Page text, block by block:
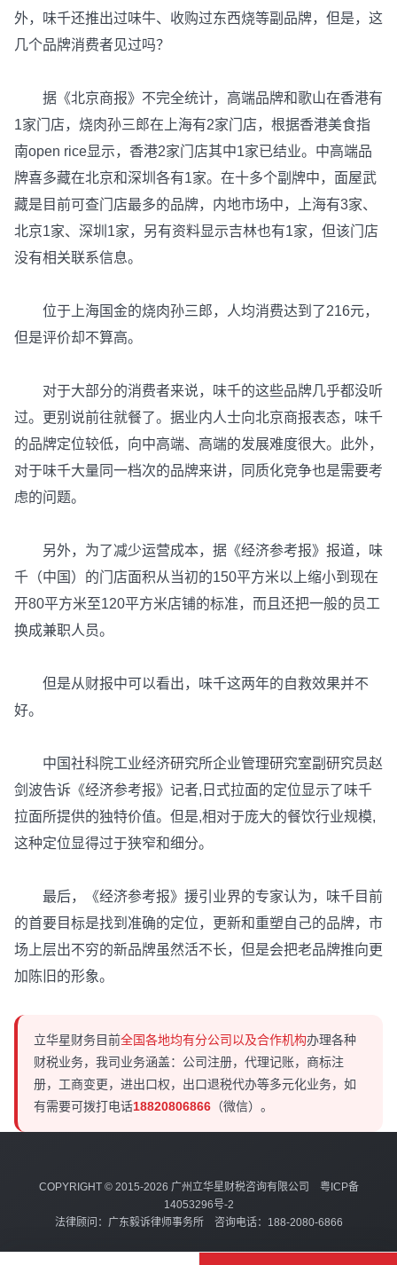
外，味千还推出过味牛、收购过东西烧等副品牌，但是，这
几个品牌消费者见过吗？
据《北京商报》不完全统计，高端品牌和歌山在香港有
1家门店，烧肉孙三郎在上海有2家门店，根据香港美食指
南open rice显示，香港2家门店其中1家已结业。中高端品
牌喜多藏在北京和深圳各有1家。在十多个副牌中，面屋武
藏是目前可查门店最多的品牌，内地市场中，上海有3家、
北京1家、深圳1家，另有资料显示吉林也有1家，但该门店
没有相关联系信息。
位于上海国金的烧肉孙三郎，人均消费达到了216元，
但是评价却不算高。
对于大部分的消费者来说，味千的这些品牌几乎都没听
过。更别说前往就餐了。据业内人士向北京商报表态，味千
的品牌定位较低，向中高端、高端的发展难度很大。此外，
对于味千大量同一档次的品牌来讲，同质化竞争也是需要考
虑的问题。
另外，为了减少运营成本，据《经济参考报》报道，味
千（中国）的门店面积从当初的150平方米以上缩小到现在
开80平方米至120平方米店铺的标准，而且还把一般的员工
换成兼职人员。
但是从财报中可以看出，味千这两年的自救效果并不
好。
中国社科院工业经济研究所企业管理研究室副研究员赵
剑波告诉《经济参考报》记者,日式拉面的定位显示了味千
拉面所提供的独特价值。但是,相对于庞大的餐饮行业规模,
这种定位显得过于狭窄和细分。
最后，《经济参考报》援引业界的专家认为，味千目前
的首要目标是找到准确的定位，更新和重塑自己的品牌，市
场上层出不穷的新品牌虽然活不长，但是会把老品牌推向更
加陈旧的形象。
立华星财务目前全国各地均有分公司以及合作机构办理各种
财税业务，我司业务涵盖：公司注册，代理记账，商标注
册，工商变更，进出口权，出口退税代办等多元化业务，如
有需要可拨打电话18820806866 （微信）。
COPYRIGHT © 2015-2026 广州立华星财税咨询有限公司 粤ICP备
14053296号-2
法律顾问：广东毅诉律师事务所 咨询电话：188-2080-6866